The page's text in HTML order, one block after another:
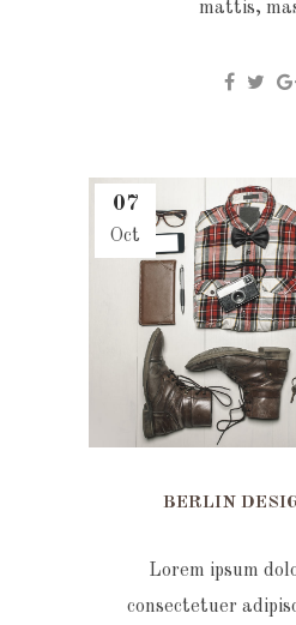
mattis,
07
Oct
BERLIN
Lorem ipsum
consectetuer